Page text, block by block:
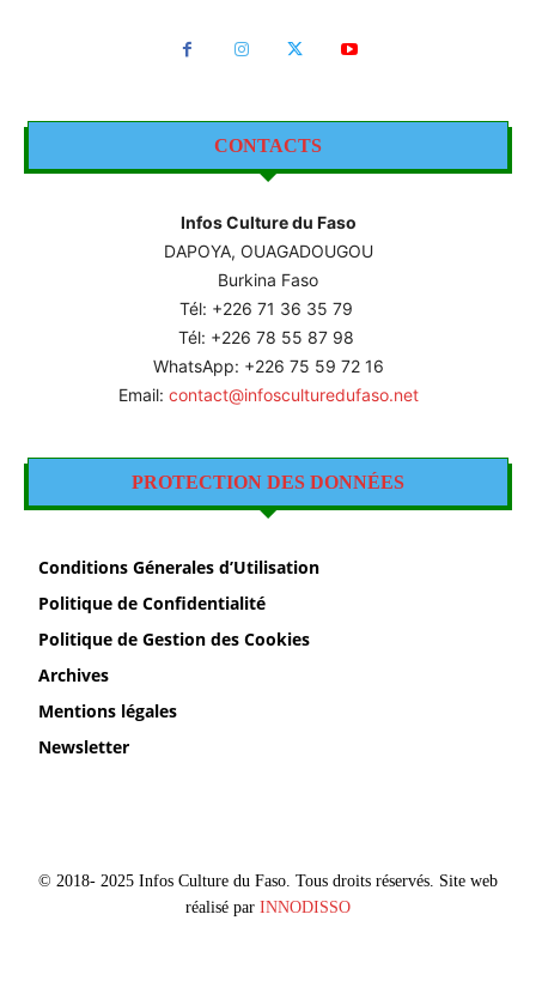
CONTACTS
Infos Culture du Faso
DAPOYA, OUAGADOUGOU
Burkina Faso
Tél: +226 71 36 35 79
Tél: +226 78 55 87 98
WhatsApp: +226 75 59 72 16
Email: contact@infosculturedufaso.net
PROTECTION DES DONNÉES
Conditions Génerales d’Utilisation
Politique de Confidentialité
Politique de Gestion des Cookies
Archives
Mentions légales
Newsletter
© 2018- 2025 Infos Culture du Faso. Tous droits réservés. Site web
réalisé par INNODISSO